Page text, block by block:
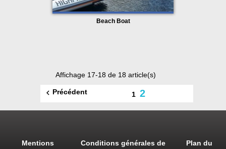
Beach Boat
Affichage 17-18 de 18 article(s)
 Précédent 1 2
Mentions Conditions générales de Plan du